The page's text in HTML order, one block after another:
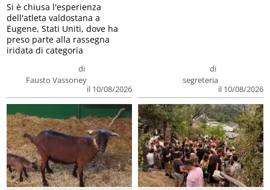
di
Fausto Vassoney
il 10/08/2026
Si è chiusa l'esperienza
dell'atleta valdostana a
Eugene, Stati Uniti, dove ha
preso parte alla rassegna
iridata di categoria
di
segreteria
il 10/08/2026